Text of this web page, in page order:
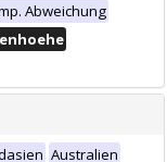
Abweichung
Australien